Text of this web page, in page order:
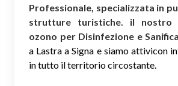
Professionale, specializzata in
strutture turistiche. il nostro
ozono per Disinfezione e
a Lastra a Signa e siamo attivicon
in tutto il territorio circostante.